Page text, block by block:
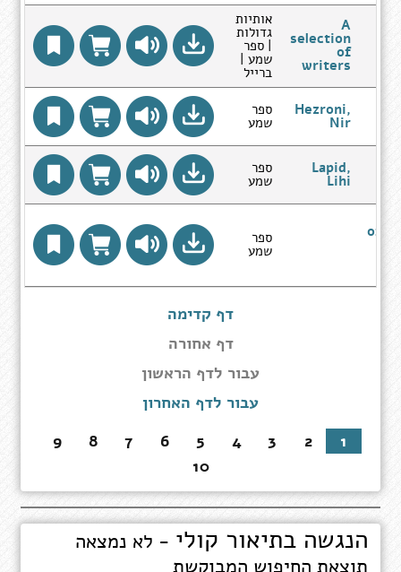
A
selection
of
writers
אותיות
גדולות
| ספר
שמע |
ברייל
Hezroni,
Nir
ספר
שמע
Lapid,
Lihi
ספר
שמע
of ספר
שמע
דף קדימה
דף אחורה
עבור
הראשון
עבור לדף הראשון
עבור לדף האחרון
1
2
3
4
5
6
7
8
9
10
הנגשה בתיאור קולי - לא נמצאה
תוצאת החיפוש המבוקשת